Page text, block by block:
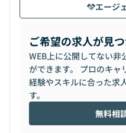
エージ
ご希望の求人が見
WEB上に公開してない非
ができます。 プロのキャ
経験やスキルに合った求
す。
無料相